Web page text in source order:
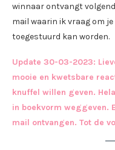
winnaar ontvangt
mail waarin ik vraag om
toegestuurd kan worden.
Update 30-03-2023:
mooie en kwetsbare
knuffel willen geven.
in boekvorm weggeven.
mail ontvangen. Tot de